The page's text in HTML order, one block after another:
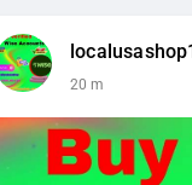
📰 Nguồn: CoinDesk
20 m